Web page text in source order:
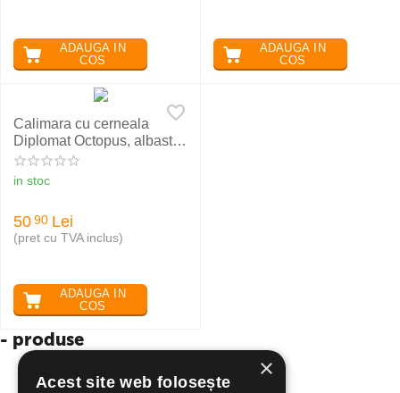
ADAUGA IN
COS
ADAUGA IN
COS
Calimara cu cerneala
Diplomat Octopus, albastru
royal, 30 ml
in stoc
50 90 Lei
(pret cu TVA inclus)
ADAUGA IN
COS
- produse
×
Acest site web folosește